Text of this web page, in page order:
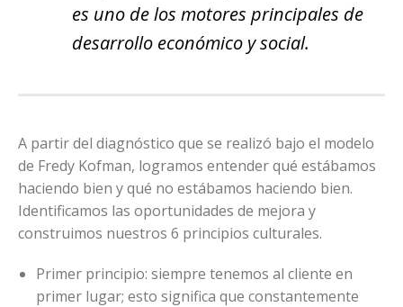
es uno de los motores principales de
desarrollo económico y social.
A partir del diagnóstico que se realizó bajo el modelo
de Fredy Kofman, logramos entender qué estábamos
haciendo bien y qué no estábamos haciendo bien.
Identificamos las oportunidades de mejora y
construimos nuestros 6 principios culturales.
Primer principio: siempre tenemos al cliente en
primer lugar; esto significa que constantemente